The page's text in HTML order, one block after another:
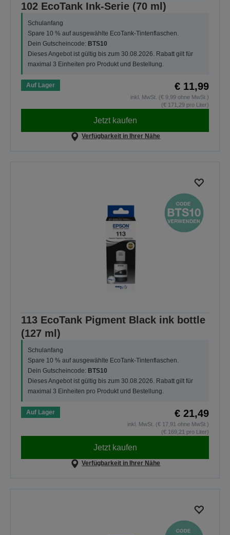
102 EcoTank Ink-Serie (70 ml)
Schulanfang
Spare 10 % auf ausgewählte EcoTank-Tintenflaschen.
Dein Gutscheincode: BTS10
Dieses Angebot ist gültig bis zum 30.08.2026. Rabatt gilt für
maximal 3 Einheiten pro Produkt und Bestellung.
Auf Lager € 11,99
inkl. MwSt. (€ 9,99 ohne MwSt.)
(€ 171,29 pro Liter)
Jetzt kaufen
Verfügbarkeit in Ihrer Nähe
113 EcoTank Pigment Black ink bottle
(127 ml)
Schulanfang
Spare 10 % auf ausgewählte EcoTank-Tintenflaschen.
Dein Gutscheincode: BTS10
Dieses Angebot ist gültig bis zum 30.08.2026. Rabatt gilt für
maximal 3 Einheiten pro Produkt und Bestellung.
Auf Lager € 21,49
inkl. MwSt. (€ 17,91 ohne MwSt.)
(€ 169,21 pro Liter)
Jetzt kaufen
Verfügbarkeit in Ihrer Nähe